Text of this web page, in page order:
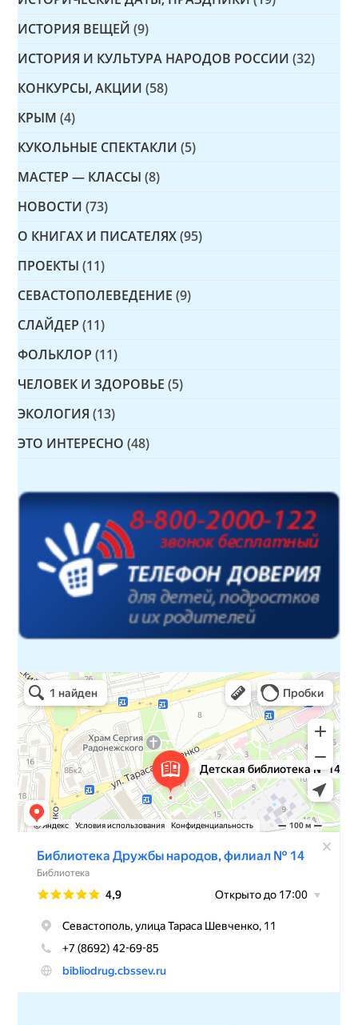
ИСТОРИЯ ВЕЩЕЙ (9)
ИСТОРИЯ И КУЛЬТУРА НАРОДОВ РОССИИ (32)
КОНКУРСЫ, АКЦИИ (58)
КРЫМ (4)
КУКОЛЬНЫЕ СПЕКТАКЛИ (5)
МАСТЕР — КЛАССЫ (8)
НОВОСТИ (73)
О КНИГАХ И ПИСАТЕЛЯХ (95)
ПРОЕКТЫ (11)
СЕВАСТОПОЛЕВЕДЕНИЕ (9)
СЛАЙДЕР (11)
ФОЛЬКЛОР (11)
ЧЕЛОВЕК И ЗДОРОВЬЕ (5)
ЭКОЛОГИЯ (13)
ЭТО ИНТЕРЕСНО (48)
Детская библиотека № 14 Дружбы народов
Библиотека в Севастополе